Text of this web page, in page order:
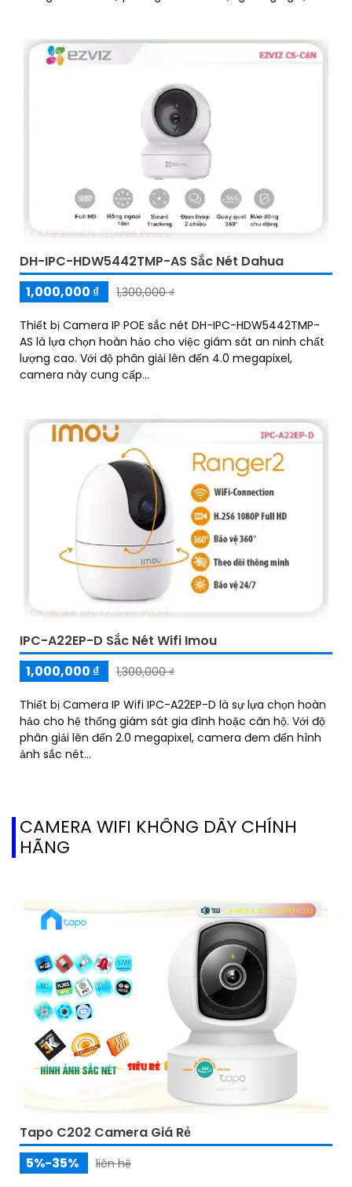
giám sát từ xa một cách thuận tiện
DH-IPC-HDW5442TMP-AS Sắc Nét Dahua
1,000,000 ₫
1,300,000 ₫
Thiết bị Camera IP POE sắc nét DH-IPC-HDW5442TMP-
AS là lựa chọn hoàn hảo cho việc giám sát an ninh chất
lượng cao. Với độ phân giải lên đến 4.0 megapixel,
camera này cung cấp...
IPC-A22EP-D Sắc Nét Wifi Imou
1,000,000 ₫
1,300,000 ₫
Thiết bị Camera IP Wifi IPC-A22EP-D là sự lựa chọn hoàn
hảo cho hệ thống giám sát gia đình hoặc căn hộ. Với độ
phân giải lên đến 2.0 megapixel, camera đem đến hình
ảnh sắc nét...
CAMERA WIFI KHÔNG DÂY CHÍNH
HÃNG
Tapo C202 Camera Giá Rẻ
5%-35%
liên hệ